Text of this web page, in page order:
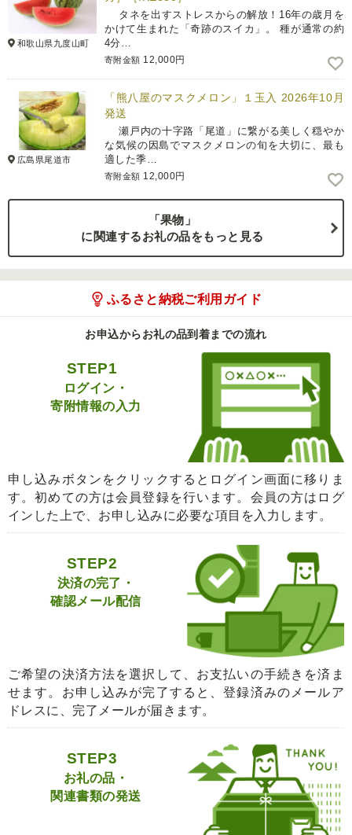
和歌山県九度山町
タネを出すストレスからの解放！16年の歳月を
かけて生まれた「奇跡のスイカ」。 種が通常の約
4分…
寄附金額 12,000円
広島県尾道市
「熊八屋のマスクメロン」１玉入 2026年10月
発送
瀬戸内の十字路「尾道」に繋がる美しく穏やか
な気候の因島でマスクメロンの旬を大切に、最も
適した季…
寄附金額 12,000円
「果物」
に関連するお礼の品をもっと見る
ふるさと納税ご利用ガイド
お申込からお礼の品到着までの流れ
STEP1
ログイン・
寄附情報の入力
申し込みボタンをクリックするとログイン画面に移りま
す。初めての方は会員登録を行います。会員の方はログ
インした上で、お申し込みに必要な項目を入力します。
STEP2
決済の完了・
確認メール配信
ご希望の決済方法を選択して、お支払いの手続きを済ま
せます。お申し込みが完了すると、登録済みのメールア
ドレスに、完了メールが届きます。
STEP3
お礼の品・
関連書類の発送